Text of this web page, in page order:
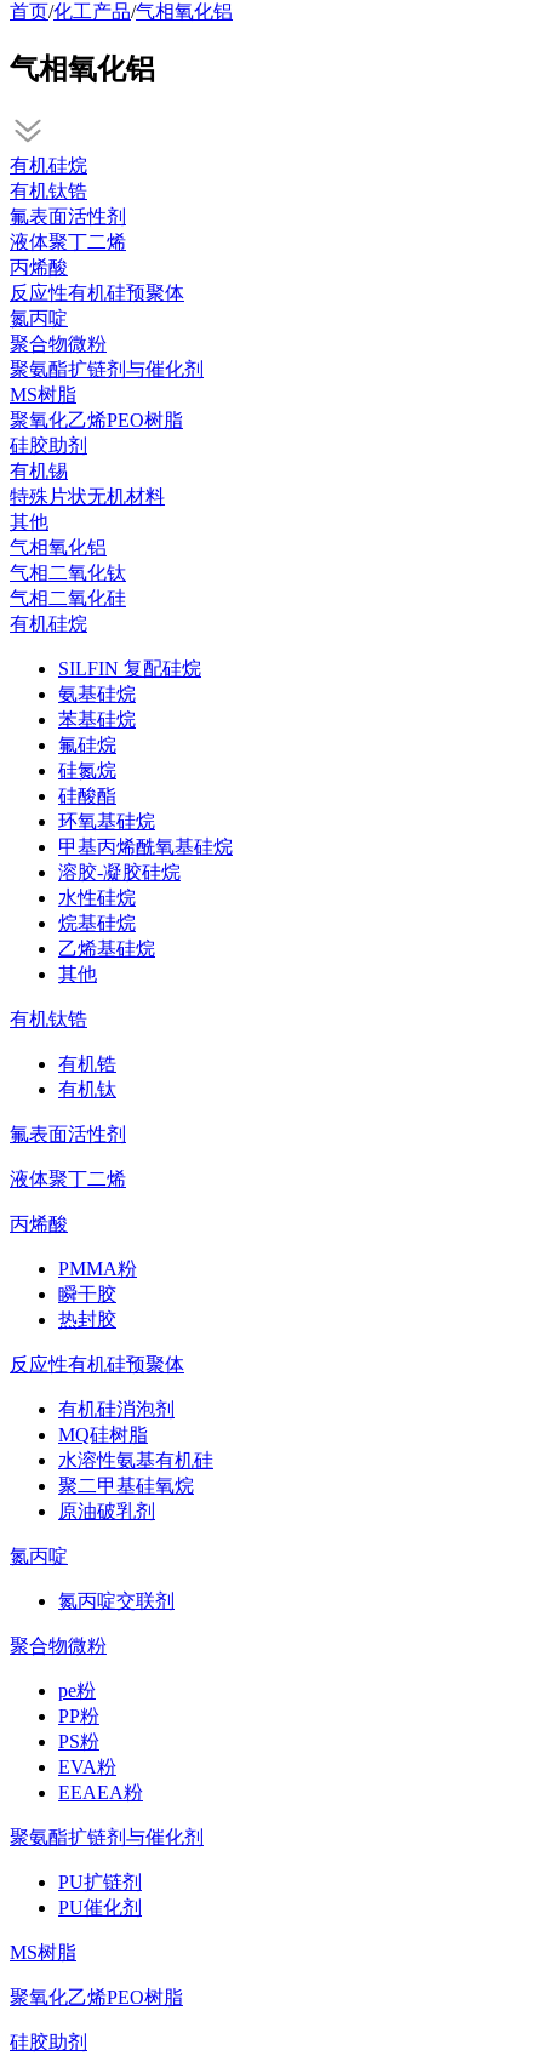
首页/化工产品/气相氧化铝
气相氧化铝
有机硅烷
有机钛锆
氟表面活性剂
液体聚丁二烯
丙烯酸
反应性有机硅预聚体
氮丙啶
聚合物微粉
聚氨酯扩链剂与催化剂
MS树脂
聚氧化乙烯PEO树脂
硅胶助剂
有机锡
特殊片状无机材料
其他
气相氧化铝
气相二氧化钛
气相二氧化硅
有机硅烷
SILFIN 复配硅烷
氨基硅烷
苯基硅烷
氟硅烷
硅氮烷
硅酸酯
环氧基硅烷
甲基丙烯酰氧基硅烷
溶胶-凝胶硅烷
水性硅烷
烷基硅烷
乙烯基硅烷
其他
有机钛锆
有机锆
有机钛
氟表面活性剂
液体聚丁二烯
丙烯酸
PMMA粉
瞬干胶
热封胶
反应性有机硅预聚体
有机硅消泡剂
MQ硅树脂
水溶性氨基有机硅
聚二甲基硅氧烷
原油破乳剂
氮丙啶
氮丙啶交联剂
聚合物微粉
pe粉
PP粉
PS粉
EVA粉
EEAEA粉
聚氨酯扩链剂与催化剂
PU扩链剂
PU催化剂
MS树脂
聚氧化乙烯PEO树脂
硅胶助剂